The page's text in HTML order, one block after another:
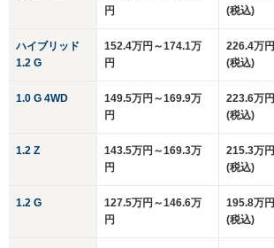
円
(税込)
ハイブリッド
1.2 G
152.4万円～174.1万
円
226.4万円
(税込)
1.0 G 4WD
149.5万円～169.9万
円
223.6万円
(税込)
1.2 Z
143.5万円～169.3万
円
215.3万円
(税込)
1.2 G
127.5万円～146.6万
円
195.8万円
(税込)